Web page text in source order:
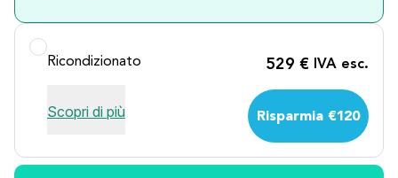
Ricondizionato
Scopri di più
529 € IVA esc.
Risparmia €120